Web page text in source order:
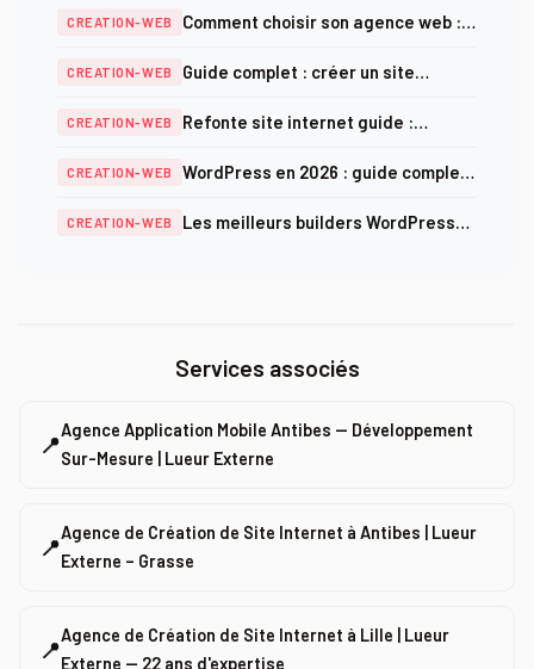
CREATION-WEB
Comment choisir son agence web :
2025
CREATION-WEB
Guide complet : créer un site
CREATION-WEB
Refonte site internet guide :
SEO 2025
CREATION-WEB
WordPress en 2026 : guide complet
CREATION-WEB
Les meilleurs builders WordPress
Services associés
📍
Agence Application Mobile Antibes — Développement
Sur-Mesure | Lueur Externe
📍
Agence de Création de Site Internet à Antibes | Lueur
Externe – Grasse
📍
Agence de Création de Site Internet à Lille | Lueur
Externe — 22 ans d'expertise